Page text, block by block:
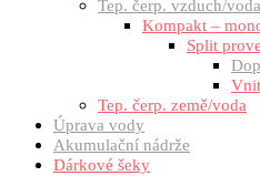
Tep. čerp. vzduch/voda
Kompakt –
Split
Tep. čerp. země/voda
Úprava vody
Akumulační nádrže
Dárkové šeky